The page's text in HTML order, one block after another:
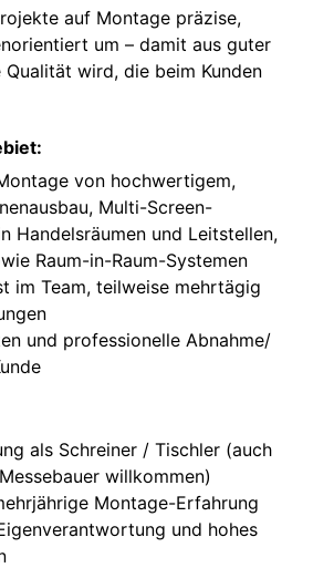
auf Montage präzise,
um – damit aus guter
Qualität wird, die beim Kunden
von hochwertigem,
Multi-Screen-
Handelsräumen und Leitstellen,
Raum-in-Raum-Systemen
im Team, teilweise mehrtägig
und professionelle Abnahme/
als Schreiner / Tischler (auch
willkommen)
Montage-Erfahrung
und hohes